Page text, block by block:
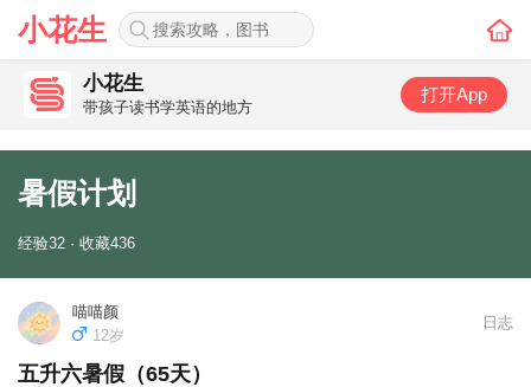
小花生
小花生
带孩子读书学英语的地方
打开App
暑假计划
经验32 · 收藏436
喵喵颜
12岁
日志
五升六暑假（65天）